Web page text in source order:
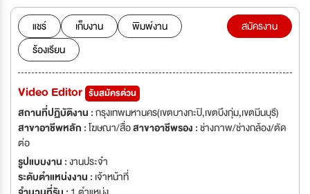
แชร์ เก็บงาน
พิมพ์งาน
ร้องเรียน
สมัครงาน
Video Editor รับสมัครด่วน
สถานที่ปฏิบัติงาน :กรุงเทพมหานคร(เขตบางกะปิ,เขตบึงกุ่ม,เขตมีนบุรี)
สาขาอาชีพหลัก :โฆษณา/สื่อสาขาอาชีพรอง :ช่างภาพ/ช่างกล้อง/ตัด
ต่อ
รูปแบบงาน :งานประจำ
ระดับตำแหน่งงาน : เจ้าหน้าที่